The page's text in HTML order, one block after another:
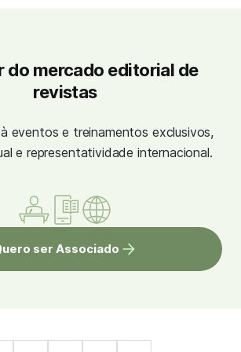
do mercado editorial de
revistas
eventos e treinamentos exclusivos,
e representatividade internacional.
ser Associado